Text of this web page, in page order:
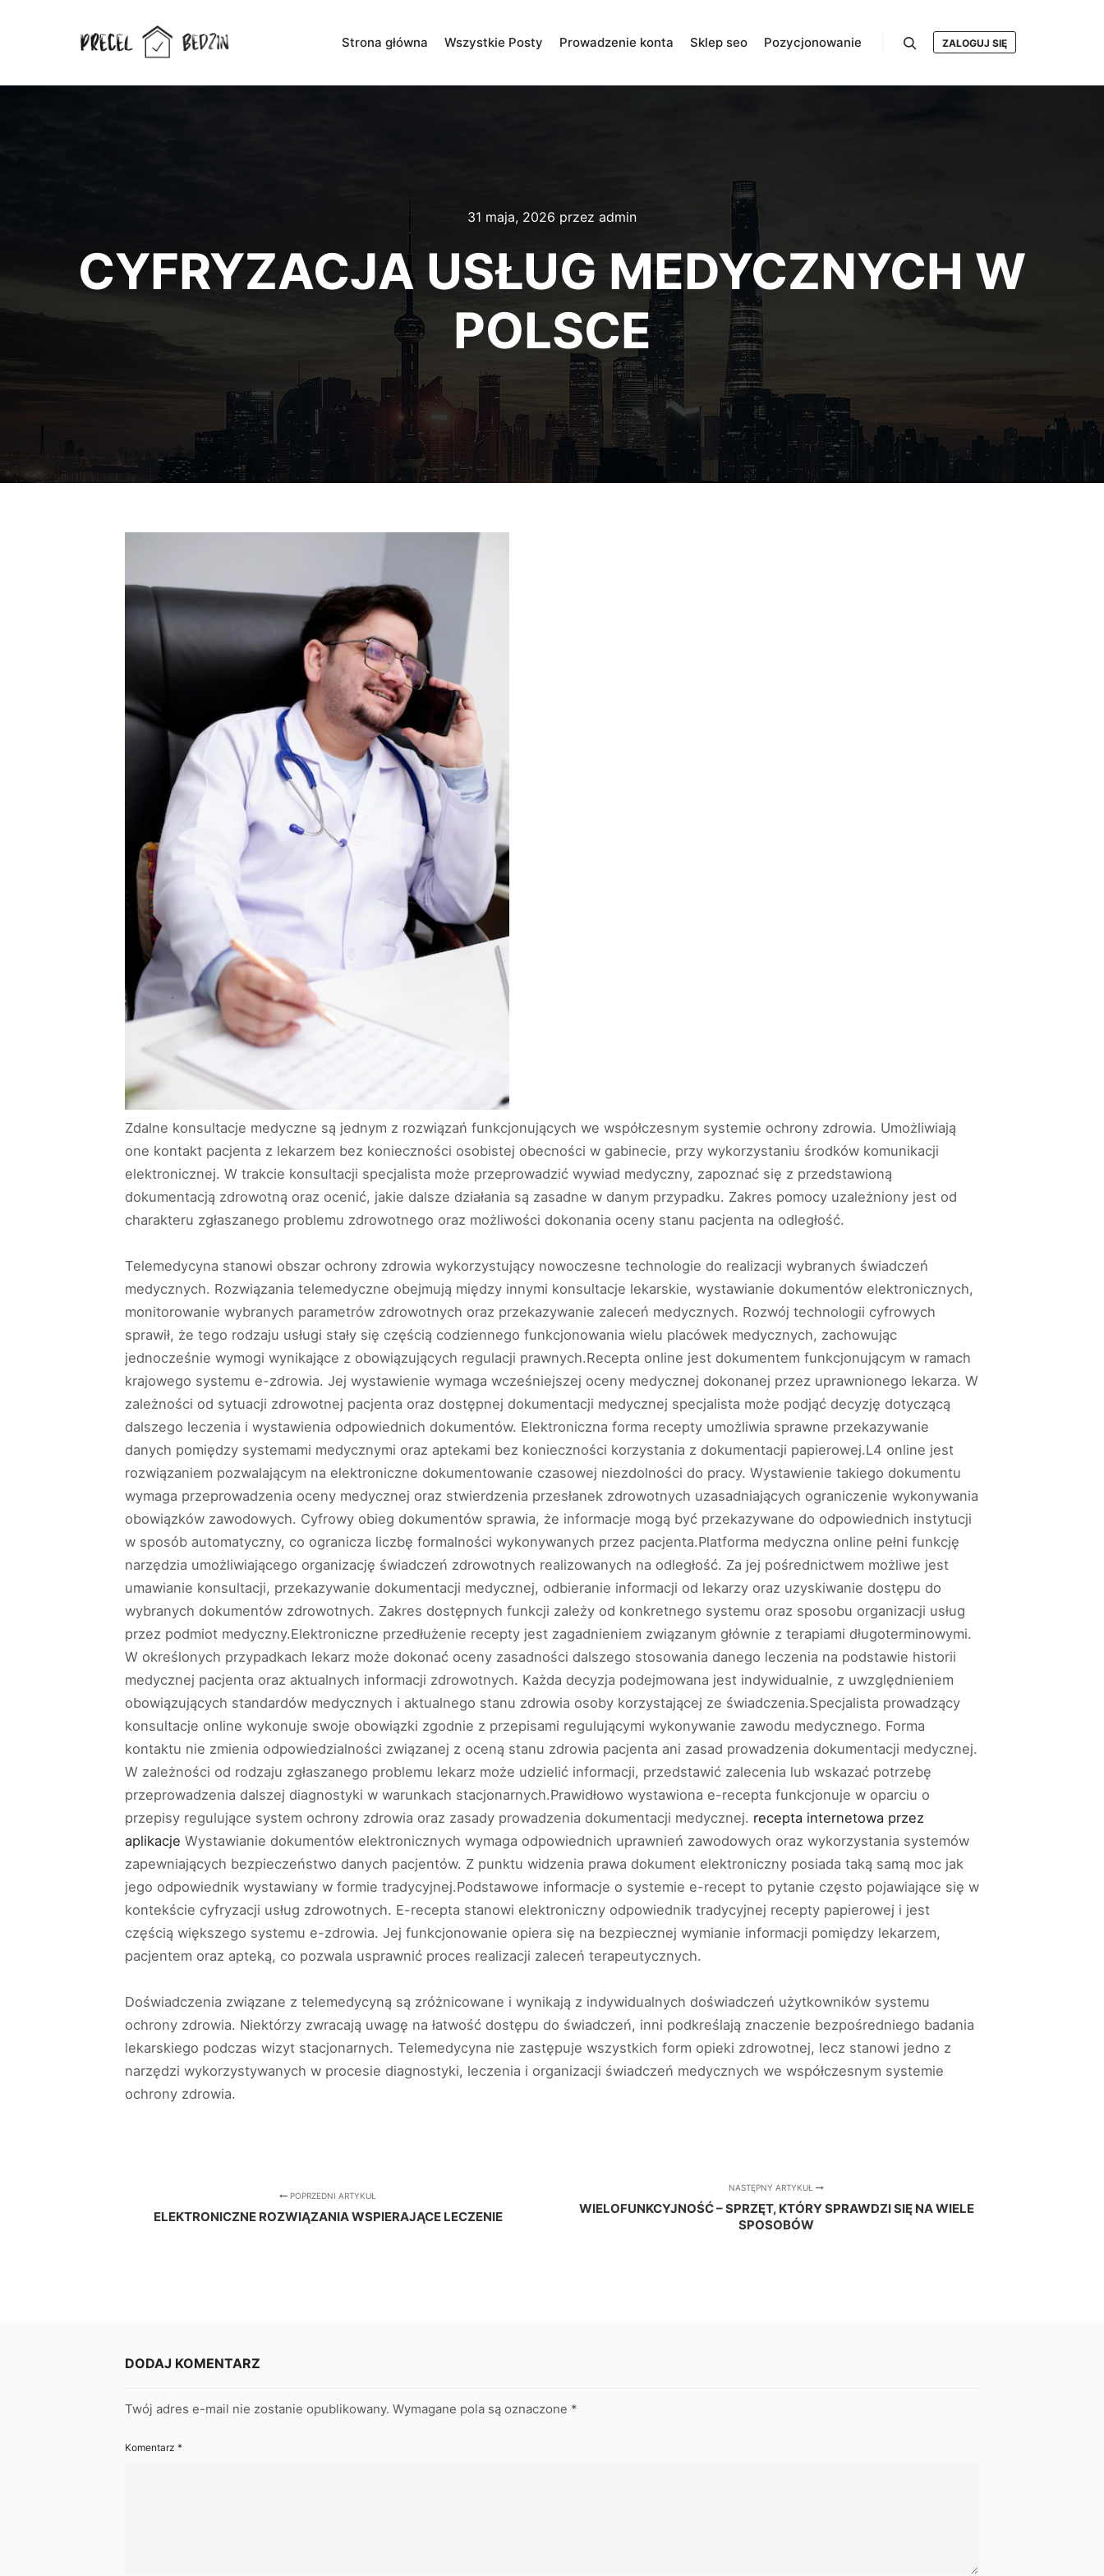
Strona główna Wszystkie Posty Prowadzenie konta Sklep seo Pozycjonowanie ZALOGUJ SIĘ
31 maja, 2026 przez admin
CYFRYZACJA USŁUG MEDYCZNYCH W
POLSCE
Zdalne konsultacje medyczne są jednym z rozwiązań funkcjonujących we współczesnym systemie ochrony zdrowia. Umożliwiają
one kontakt pacjenta z lekarzem bez konieczności osobistej obecności w gabinecie, przy wykorzystaniu środków komunikacji
elektronicznej. W trakcie konsultacji specjalista może przeprowadzić wywiad medyczny, zapoznać się z przedstawioną
dokumentacją zdrowotną oraz ocenić, jakie dalsze działania są zasadne w danym przypadku. Zakres pomocy uzależniony jest od
charakteru zgłaszanego problemu zdrowotnego oraz możliwości dokonania oceny stanu pacjenta na odległość.
Telemedycyna stanowi obszar ochrony zdrowia wykorzystujący nowoczesne technologie do realizacji wybranych świadczeń
medycznych. Rozwiązania telemedyczne obejmują między innymi konsultacje lekarskie, wystawianie dokumentów elektronicznych,
monitorowanie wybranych parametrów zdrowotnych oraz przekazywanie zaleceń medycznych. Rozwój technologii cyfrowych
sprawił, że tego rodzaju usługi stały się częścią codziennego funkcjonowania wielu placówek medycznych, zachowując
jednocześnie wymogi wynikające z obowiązujących regulacji prawnych.Recepta online jest dokumentem funkcjonującym w ramach
krajowego systemu e-zdrowia. Jej wystawienie wymaga wcześniejszej oceny medycznej dokonanej przez uprawnionego lekarza. W
zależności od sytuacji zdrowotnej pacjenta oraz dostępnej dokumentacji medycznej specjalista może podjąć decyzję dotyczącą
dalszego leczenia i wystawienia odpowiednich dokumentów. Elektroniczna forma recepty umożliwia sprawne przekazywanie
danych pomiędzy systemami medycznymi oraz aptekami bez konieczności korzystania z dokumentacji papierowej.L4 online jest
rozwiązaniem pozwalającym na elektroniczne dokumentowanie czasowej niezdolności do pracy. Wystawienie takiego dokumentu
wymaga przeprowadzenia oceny medycznej oraz stwierdzenia przesłanek zdrowotnych uzasadniających ograniczenie wykonywania
obowiązków zawodowych. Cyfrowy obieg dokumentów sprawia, że informacje mogą być przekazywane do odpowiednich instytucji
w sposób automatyczny, co ogranicza liczbę formalności wykonywanych przez pacjenta.Platforma medyczna online pełni funkcję
narzędzia umożliwiającego organizację świadczeń zdrowotnych realizowanych na odległość. Za jej pośrednictwem możliwe jest
umawianie konsultacji, przekazywanie dokumentacji medycznej, odbieranie informacji od lekarzy oraz uzyskiwanie dostępu do
wybranych dokumentów zdrowotnych. Zakres dostępnych funkcji zależy od konkretnego systemu oraz sposobu organizacji usług
przez podmiot medyczny.Elektroniczne przedłużenie recepty jest zagadnieniem związanym głównie z terapiami długoterminowymi.
W określonych przypadkach lekarz może dokonać oceny zasadności dalszego stosowania danego leczenia na podstawie historii
medycznej pacjenta oraz aktualnych informacji zdrowotnych. Każda decyzja podejmowana jest indywidualnie, z uwzględnieniem
obowiązujących standardów medycznych i aktualnego stanu zdrowia osoby korzystającej ze świadczenia.Specjalista prowadzący
konsultacje online wykonuje swoje obowiązki zgodnie z przepisami regulującymi wykonywanie zawodu medycznego. Forma
kontaktu nie zmienia odpowiedzialności związanej z oceną stanu zdrowia pacjenta ani zasad prowadzenia dokumentacji medycznej.
W zależności od rodzaju zgłaszanego problemu lekarz może udzielić informacji, przedstawić zalecenia lub wskazać potrzebę
przeprowadzenia dalszej diagnostyki w warunkach stacjonarnych.Prawidłowo wystawiona e-recepta funkcjonuje w oparciu o
przepisy regulujące system ochrony zdrowia oraz zasady prowadzenia dokumentacji medycznej. recepta internetowa przez
aplikacje Wystawianie dokumentów elektronicznych wymaga odpowiednich uprawnień zawodowych oraz wykorzystania systemów
zapewniających bezpieczeństwo danych pacjentów. Z punktu widzenia prawa dokument elektroniczny posiada taką samą moc jak
jego odpowiednik wystawiany w formie tradycyjnej.Podstawowe informacje o systemie e-recept to pytanie często pojawiające się w
kontekście cyfryzacji usług zdrowotnych. E-recepta stanowi elektroniczny odpowiednik tradycyjnej recepty papierowej i jest
częścią większego systemu e-zdrowia. Jej funkcjonowanie opiera się na bezpiecznej wymianie informacji pomiędzy lekarzem,
pacjentem oraz apteką, co pozwala usprawnić proces realizacji zaleceń terapeutycznych.
Doświadczenia związane z telemedycyną są zróżnicowane i wynikają z indywidualnych doświadczeń użytkowników systemu
ochrony zdrowia. Niektórzy zwracają uwagę na łatwość dostępu do świadczeń, inni podkreślają znaczenie bezpośredniego badania
lekarskiego podczas wizyt stacjonarnych. Telemedycyna nie zastępuje wszystkich form opieki zdrowotnej, lecz stanowi jedno z
narzędzi wykorzystywanych w procesie diagnostyki, leczenia i organizacji świadczeń medycznych we współczesnym systemie
ochrony zdrowia.
POPRZEDNI ARTYKUŁ
ELEKTRONICZNE ROZWIĄZANIA WSPIERAJĄCE LECZENIE
NASTĘPNY ARTYKUŁ
WIELOFUNKCYJNOŚĆ – SPRZĘT, KTÓRY SPRAWDZI SIĘ NA WIELE
SPOSOBÓW
DODAJ KOMENTARZ
Twój adres e-mail nie zostanie opublikowany. Wymagane pola są oznaczone *
Komentarz *